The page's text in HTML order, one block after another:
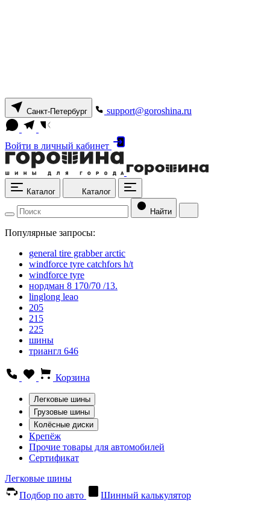
Санкт-Петербург support@goroshina.ru
Войти в личный кабинет
Каталог Каталог
Найти
Популярные запросы:
general tire grabber arctic
windforce tyre catchfors h/t
windforce tyre
нордман 8 170/70 /13.
linglong leao
205
215
225
шины
триангл 646
Корзина
Легковые шины
Грузовые шины
Колёсные диски
Крепёж
Прочие товары для автомобилей
Сертификат
Легковые шины
Подбор по авто
Шинный калькулятор